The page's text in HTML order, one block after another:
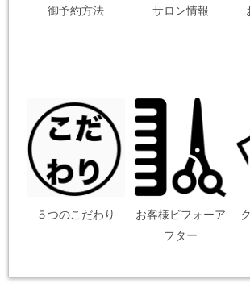
御予約方法 サロン情報
５つのこだわり
お客様ビフォーア
フター